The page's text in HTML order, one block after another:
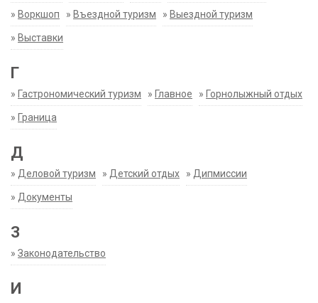
» Воркшоп » Въездной туризм » Выездной туризм
» Выставки
Г
» Гастрономический туризм » Главное » Горнолыжный отдых
» Граница
Д
» Деловой туризм » Детский отдых » Дипмиссии
» Документы
З
» Законодательство
И